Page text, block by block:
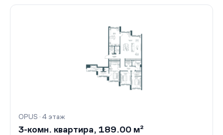
OPUS · 4 этаж
3-комн. квартира, 189.00 м²